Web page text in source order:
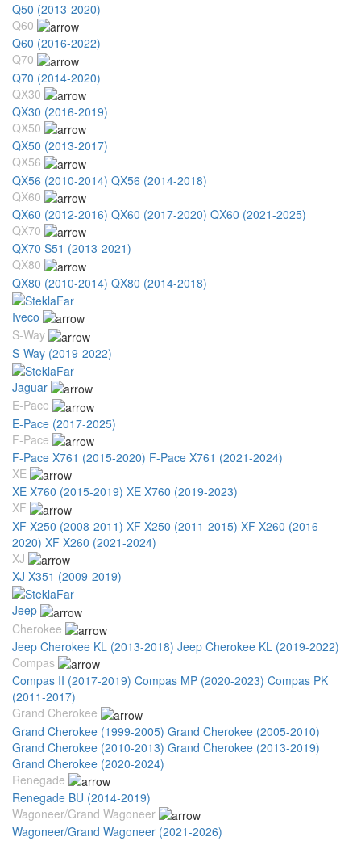
Q50 (2013-2020)
Q60
Q60 (2016-2022)
Q70
Q70 (2014-2020)
QX30
QX30 (2016-2019)
QX50
QX50 (2013-2017)
QX56
QX56 (2010-2014) QX56 (2014-2018)
QX60
QX60 (2012-2016) QX60 (2017-2020) QX60 (2021-2025)
QX70
QX70 S51 (2013-2021)
QX80
QX80 (2010-2014) QX80 (2014-2018)
Iveco
S-Way
S-Way (2019-2022)
Jaguar
E-Pace
E-Pace (2017-2025)
F-Pace
F-Pace X761 (2015-2020) F-Pace X761 (2021-2024)
XE
XE X760 (2015-2019) XE X760 (2019-2023)
XF
XF X250 (2008-2011) XF X250 (2011-2015) XF X260 (2016-
2020) XF X260 (2021-2024)
XJ
XJ X351 (2009-2019)
Jeep
Cherokee
Jeep Cherokee KL (2013-2018) Jeep Cherokee KL (2019-2022)
Compas
Compas II (2017-2019) Compas MP (2020-2023) Compas PK
(2011-2017)
Grand Cherokee
Grand Cherokee (1999-2005) Grand Cherokee (2005-2010)
Grand Cherokee (2010-2013) Grand Cherokee (2013-2019)
Grand Cherokee (2020-2024)
Renegade
Renegade BU (2014-2019)
Wagoneer/Grand Wagoneer
Wagoneer/Grand Wagoneer (2021-2026)